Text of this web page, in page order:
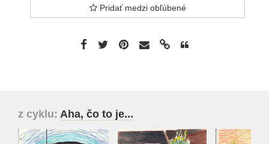
Pridať medzi obľúbené
z cyklu: Aha, čo to je...